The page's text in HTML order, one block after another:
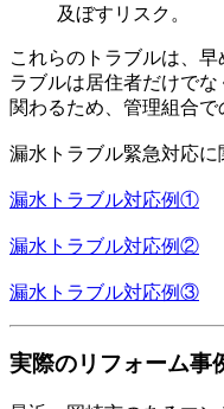
及ぼすリスク。
これらのトラブルは、
ラブルは居住者だけでな
関わるため、管理組合で
漏水トラブル緊急対応に
漏水トラブル対応例①
漏水トラブル対応例②
漏水トラブル対応例③
実際のリフォーム事